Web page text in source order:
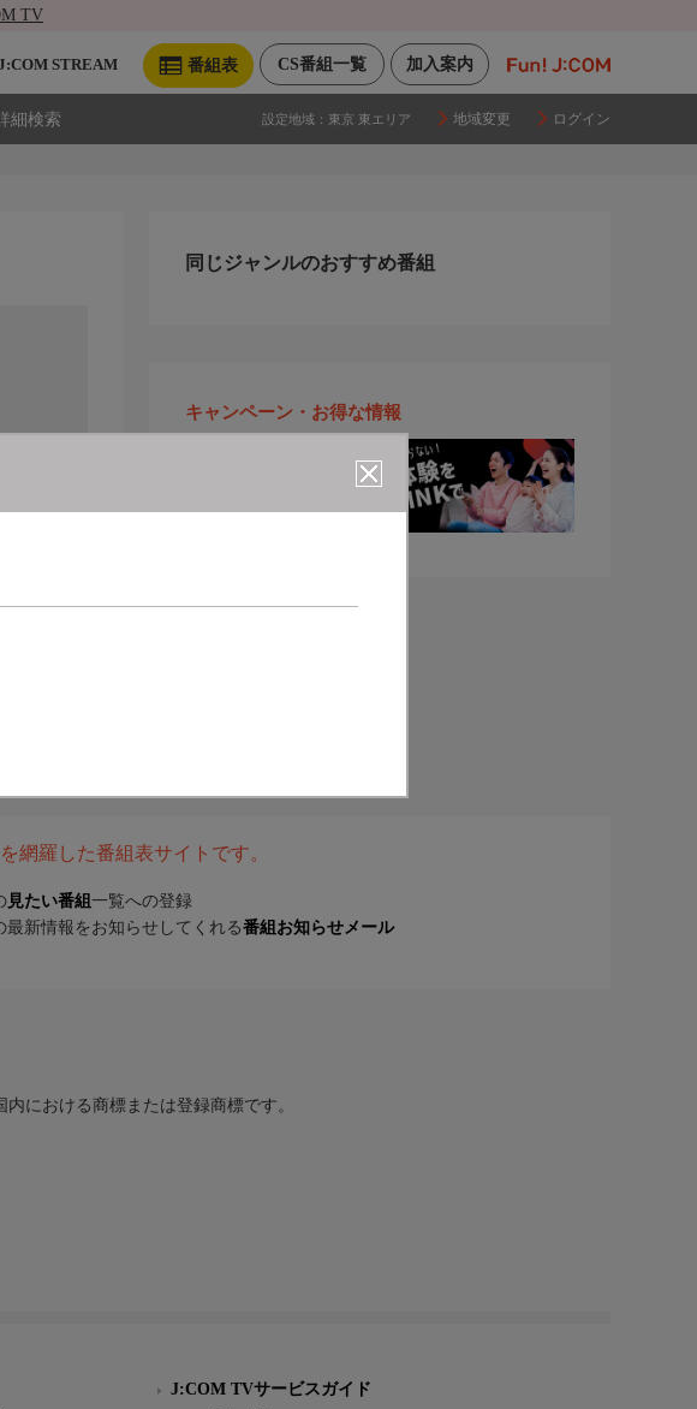
TV
加入案内
CS番組一覧
番組表
STREAM
細検索 設定地域： 東京 東エリア 地域変更 ログイン
同じジャンルのおすすめ番組
キャンペーン・お得な情報
網羅した番組表サイトです。
見たい番組 一覧への登録
最新情報をお知らせしてくれる番組お知らせメール
における商標または登録商標です。
J:COM TVサービスガイド